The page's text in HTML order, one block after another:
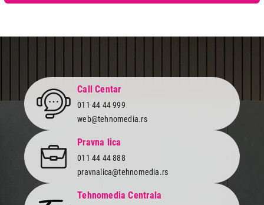
Call Centar
011 44 44 999
web@tehnomedia.rs
Pravna lica
011 44 44 888
pravnalica@tehnomedia.rs
Tehnomedia Centrala